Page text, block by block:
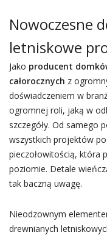
Nowoczesne
letniskowe
Jako producent
całorocznych z
doświadczeniem w
ogromnej roli, jaką w
szczegóły. Od samego
wszystkich projektów
pieczołowitością, która
poziomie. Detale
tak baczną uwagę.
Nieodzownym
drewnianych